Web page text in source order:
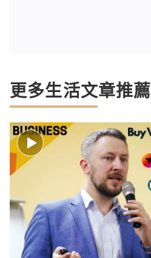
更多生活文章推薦